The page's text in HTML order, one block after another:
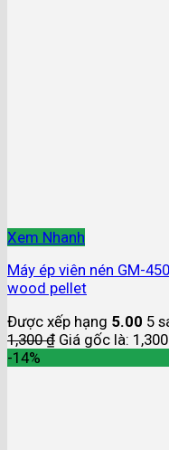
Xem Nhanh
Máy ép viên nén GM-
wood pellet
Được xếp hạng 5.00 5
1,300₫ Giá gốc là:
-14%